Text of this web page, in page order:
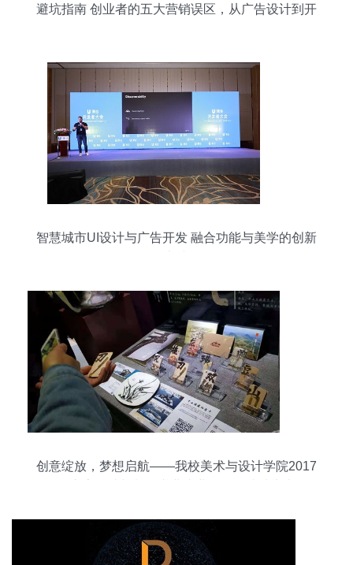
避坑指南 创业者的五大营销误区，从广告设计到开
智慧城市UI设计与广告开发 融合功能与美学的创新
创意绽放，梦想启航——我校美术与设计学院2017